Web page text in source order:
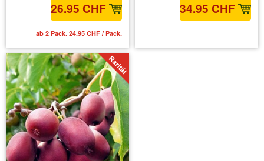
26.95 CHF
ab 2 Pack. 24.95 CHF / Pack.
34.95 CHF